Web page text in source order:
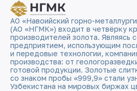
АО «Навоийский горно-
(АО «НГМК») входит в четвёрку
производителей золота. Являясь
предприятием, использующим
и передовые технологии,
производства: от
готовой продукции. Золотые
со знаком пробы «999,9» стали
Узбекистана на мировых биржах